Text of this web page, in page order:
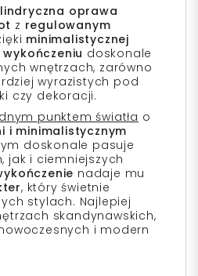
oprawa
z regulowanym
minimalistycznej
doskonale
wnętrzach, zarówno
wyrazistych pod
czy dekoracji.
punktem światła o
i minimalistycznym
doskonale pasuje
jak i ciemniejszych
nadaje mu
, który świetnie
stylach. Najlepiej
skandynawskich,
i modern